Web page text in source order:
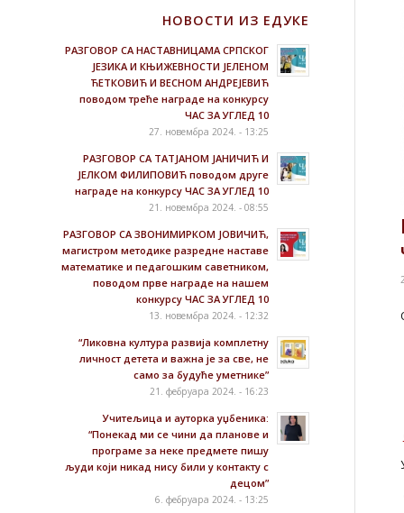
НОВОСТИ ИЗ ЕДУКЕ
РАЗГОВОР СА НАСТАВНИЦАМА СРПСКОГ
ЈЕЗИКА И КЊИЖЕВНОСТИ ЈЕЛЕНОМ
ЋЕТКОВИЋ И ВЕСНОМ АНДРЕЈЕВИЋ
поводом треће награде на конкурсу
ЧАС ЗА УГЛЕД 10
27. новембра 2024. - 13:25
РАЗГОВОР СА ТАТЈАНОМ ЈАНИЧИЋ И
ЈЕЛКОМ ФИЛИПОВИЋ поводом друге
награде на конкурсу ЧАС ЗА УГЛЕД 10
21. новембра 2024. - 08:55
РАЗГОВОР СА ЗВОНИМИРКОМ ЈОВИЧИЋ,
магистром методике разредне наставе
математике и педагошким саветником,
поводом прве награде на нашем
конкурсу ЧАС ЗА УГЛЕД 10
13. новембра 2024. - 12:32
“Ликовна култура развија комплетну
личност детета и важна је за све, не
само за будуће уметнике”
21. фебруара 2024. - 16:23
Учитељица и ауторка уџбеника:
“Понекад ми се чини да планове и
програме за неке предмете пишу
људи који никад нису били у контакту с
децом”
6. фебруара 2024. - 13:25